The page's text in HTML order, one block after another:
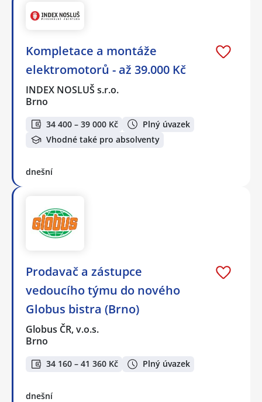
Kompletace a montáže
elektromotorů - až 39.000 Kč
INDEX NOSLUŠ s.r.o.
Brno
34 400 – 39 000 Kč
Plný úvazek
Vhodné také pro absolventy
dnešní
Prodavač a zástupce
vedoucího týmu do nového
Globus bistra (Brno)
Globus ČR, v.o.s.
Brno
34 160 – 41 360 Kč Plný úvazek
dnešní